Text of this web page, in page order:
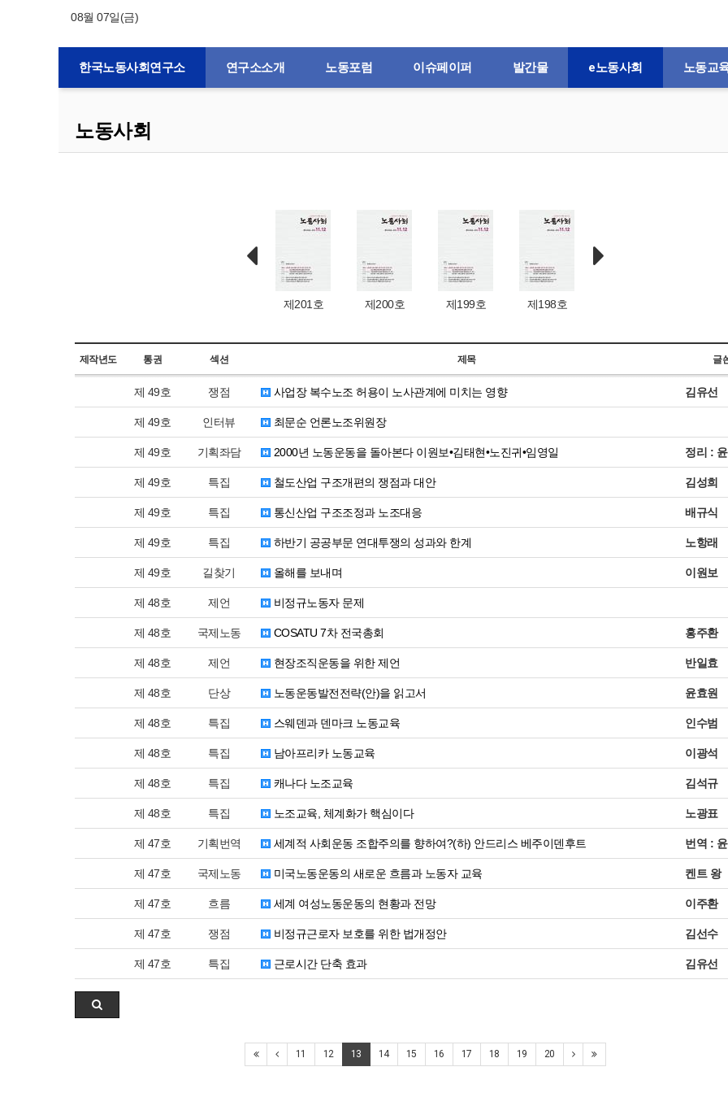
08월 07일(금)
한국노동사회연구소 연구소소개 노동포럼 이슈페이퍼 발간물 e노동사회 노동교
노동사회
제201호 제200호 제199호 제198호
제작년도 통권 섹션 제목 글
제 49호 쟁점 사업장 복수노조 허용이 노사관계에 미치는 영향 김유선
제 49호 인터뷰 최문순 언론노조위원장
제 49호 기획좌담 2000년 노동운동을 돌아본다 이원보•김태현•노진귀•임영일 정리 :
제 49호 특집 철도산업 구조개편의 쟁점과 대안 김성희
제 49호 특집 통신산업 구조조정과 노조대응 배규식
제 49호 특집 하반기 공공부문 연대투쟁의 성과와 한계 노항래
제 49호 길찾기 올해를 보내며 이원보
제 48호 제언 비정규노동자 문제
제 48호 국제노동 COSATU 7차 전국총회 홍주환
제 48호 제언 현장조직운동을 위한 제언 반일효
제 48호 단상 노동운동발전전략(안)을 읽고서 윤효원
제 48호 특집 스웨덴과 덴마크 노동교육 인수범
제 48호 특집 남아프리카 노동교육 이광석
제 48호 특집 캐나다 노조교육 김석규
제 48호 특집 노조교육, 체계화가 핵심이다 노광표
제 47호 기획번역 세계적 사회운동 조합주의를 향하여?(하) 안드리스 베주이덴후트 번역 :
제 47호 국제노동 미국노동운동의 새로운 흐름과 노동자 교육 켄트 왕
제 47호 흐름 세계 여성노동운동의 현황과 전망 이주환
제 47호 쟁점 비정규근로자 보호를 위한 법개정안 김선수
제 47호 특집 근로시간 단축 효과 김유선
11 12 13 14 15 16 17 18 19 20